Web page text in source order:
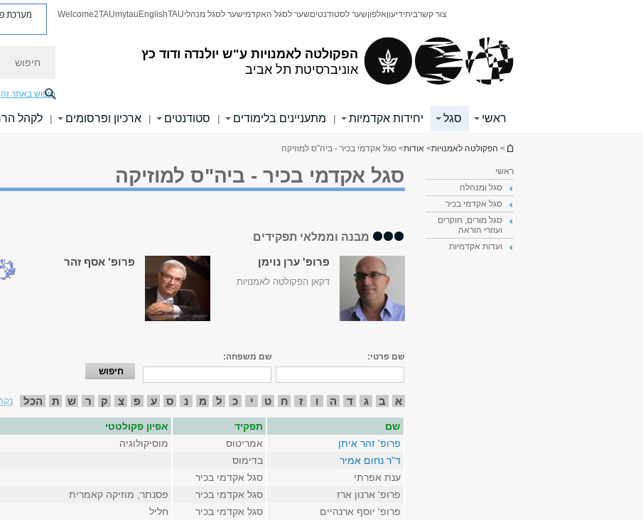
הפקולטה לאמנויות ע"ש יולנדה ודוד כץ
אוניברסיטת תל אביב
צור קשרביתידיעוןאלפוןשער לסטודנטיםשער לסגל האקדמישער לסגל מנהליTAU
English
mytau
Welcome2TAU מערכת
חיפוש באתר זה
ראשי סגל יחידות אקדמיות | מתעניינים בלימודים | סטודנטים | ארכיון ופרסומים | לקהל
הינך נמצא כאן
> הפקולטה לאמנויות> אודות> סגל אקדמי בכיר - ביה"ס למוזיקה
ראשי
סגל ומנהלה
סגל אקדמי בכיר
סגל מורים, חוקרים
ועוזרי הוראה
ועדות אקדמיות
סגל אקדמי בכיר - ביה"ס למוזיקה
מבנה וממלאי תפקידים
פרופ' ערן נוימן
דקאן הפקולטה לאמנויות
פרופ' אסף זהר
שם פרטי: שם משפחה:
א ב ג ד ה ו ז ח ט י כ ל מ נ ס ע פ צ ק ר ש ת הכל
שם תפקיד אפיון פקולטטי
פרופ' זהר איתן
אמריטוס
מוסיקולוגיה
ד"ר נחום אמיר
בדימוס
ענת אפרתי
סגל אקדמי בכיר
פרופ' ארנון ארז
סגל אקדמי בכיר
פסנתר, מוזיקה קאמרית
פרופ' יוסף ארנהיים
סגל אקדמי בכיר
חליל